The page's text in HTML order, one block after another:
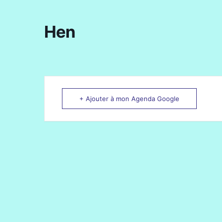
Hen
+ Ajouter à mon Agenda Google